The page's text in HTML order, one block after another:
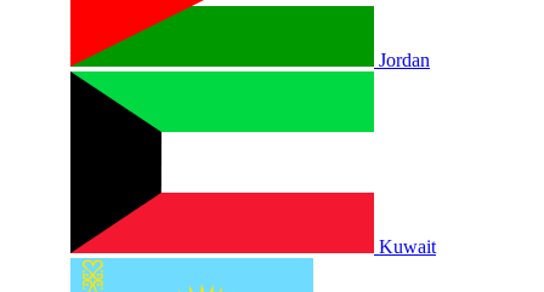
Jordan
Kuwait